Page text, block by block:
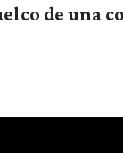
de una